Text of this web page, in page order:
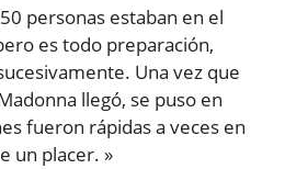
personas estaban en el
es todo preparación,
Una vez que
llegó, se puso en
fueron rápidas a veces en
un placer. »